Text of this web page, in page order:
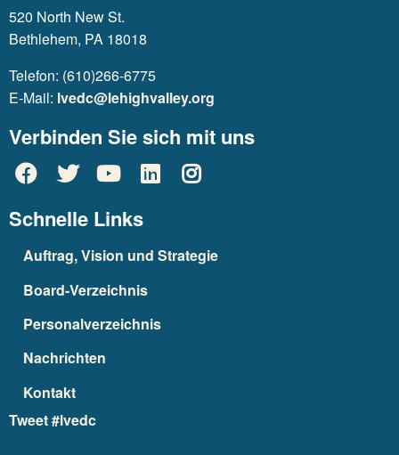
520 North New St.
Bethlehem, PA 18018
Telefon: (610)266-6775
E-Mail: lvedc@lehighvalley.org
Verbinden Sie sich mit uns
Schnelle Links
Auftrag, Vision und Strategie
Board-Verzeichnis
Personalverzeichnis
Nachrichten
Kontakt
Tweet #lvedc